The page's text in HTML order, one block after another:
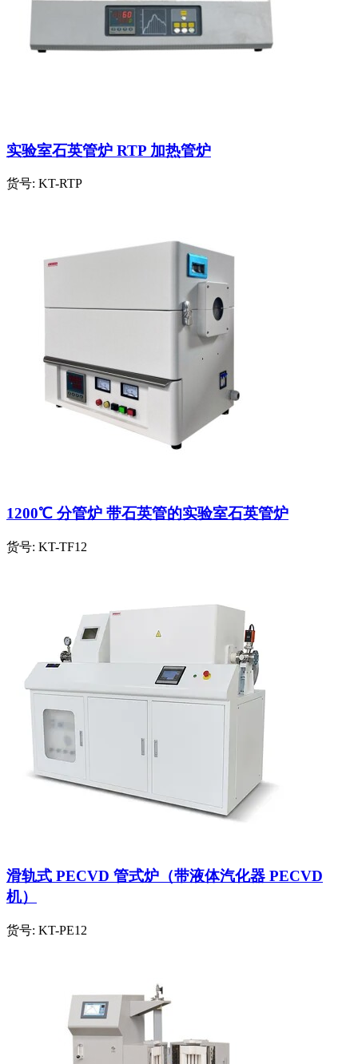
实验室石英管炉 RTP 加热管炉
货号: KT-RTP
1200℃ 分管炉 带石英管的实验室石英管炉
货号: KT-TF12
滑轨式 PECVD 管式炉（带液体汽化器 PECVD
机）
货号: KT-PE12